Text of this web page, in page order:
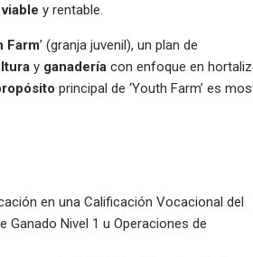
y rentable.
Farm’ (granja juvenil), un plan de
y ganadería con enfoque en
principal de ‘Youth Farm’ es
en una Calificación Vocacional del
Ganado Nivel 1 u Operaciones de